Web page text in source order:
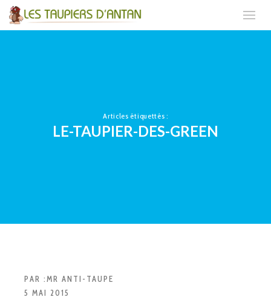
Articles étiquettés :
LE-TAUPIER-DES-GREEN
PAR :MR ANTI-TAUPE
5 MAI 2015